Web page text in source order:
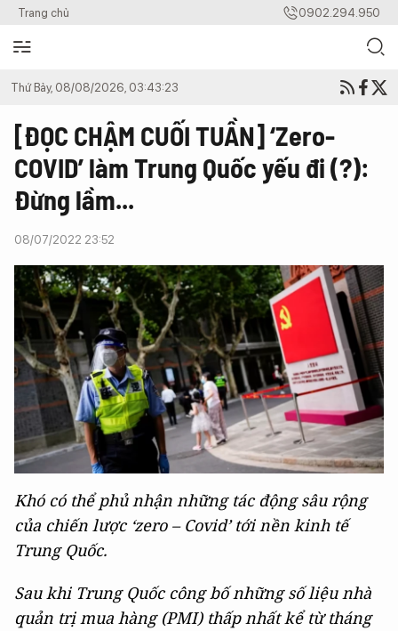
Trang chủ 0902.294.950
Thứ Bảy, 08/08/2026, 03:43:23
[ĐỌC CHẬM CUỐI TUẦN] ‘Zero-
COVID’ làm Trung Quốc yếu đi (?):
Đừng lầm...
08/07/2022 23:52
Khó có thể phủ nhận những tác động sâu rộng
của chiến lược ‘zero – Covid’ tới nền kinh tế
Trung Quốc.
Sau khi Trung Quốc công bố những số liệu nhà
quản trị mua hàng (PMI) thấp nhất kể từ tháng